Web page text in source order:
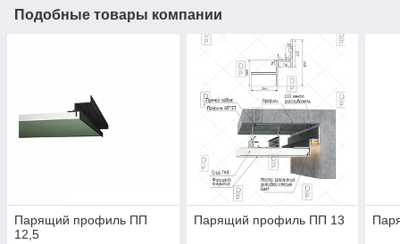
Подобные товары компании
Парящий профиль ПП
12,5
Парящий профиль ПП 13